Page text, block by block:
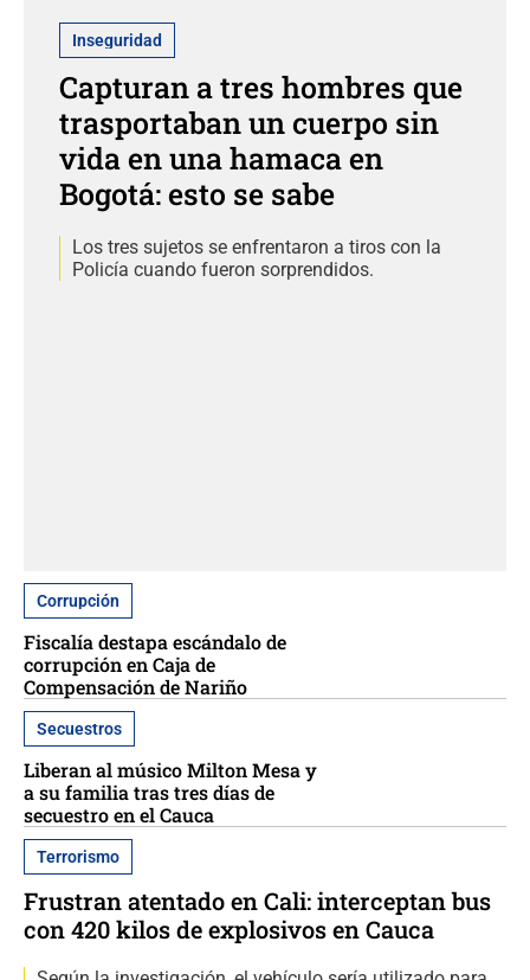
Inseguridad
Capturan a tres hombres que
trasportaban un cuerpo sin
vida en una hamaca en
Bogotá: esto se sabe
Los tres sujetos se enfrentaron a tiros con la
Policía cuando fueron sorprendidos.
Corrupción
Fiscalía destapa escándalo de
corrupción en Caja de
Compensación de Nariño
Secuestros
Liberan al músico Milton Mesa y
a su familia tras tres días de
secuestro en el Cauca
Terrorismo
Frustran atentado en Cali: interceptan bus
con 420 kilos de explosivos en Cauca